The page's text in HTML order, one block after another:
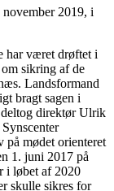
2019, i
har været drøftet i
sikring af de
Landsformand
bragt sagen i
direktør Ulrik
på mødet orienteret
1. juni 2017 på
i løbet af 2020
skulle sikres for